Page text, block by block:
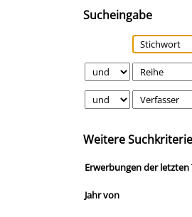
Sucheingabe
Weitere
Erwerbungen der letzten
Jahr von